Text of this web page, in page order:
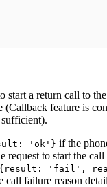
start a return call to
(Callback feature is
'ok'} if the
request to start the call
{result: 'fail',
call failure reason